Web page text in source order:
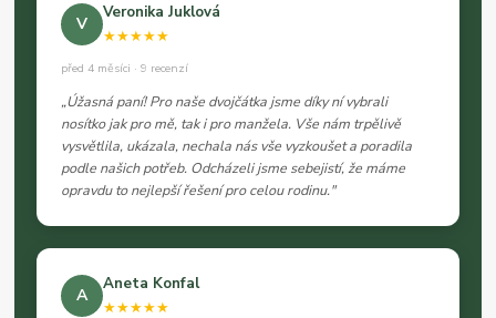
V
Veronika Juklová
★★★★★
před 4 měsíci · 9 recenzí
„Úžasná paní! Pro naše dvojčátka jsme díky ní vybrali
nosítko jak pro mě, tak i pro manžela. Vše nám trpělivě
vysvětlila, ukázala, nechala nás vše vyzkoušet a poradila
podle našich potřeb. Odcházeli jsme sebejistí, že máme
opravdu to nejlepší řešení pro celou rodinu."
A
Aneta Konfal
★★★★★